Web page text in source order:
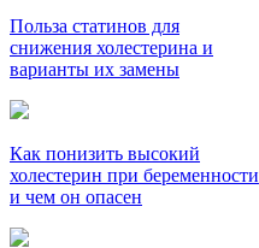
Польза статинов для
снижения холестерина и
варианты их замены
Как понизить высокий
холестерин при беременности
и чем он опасен